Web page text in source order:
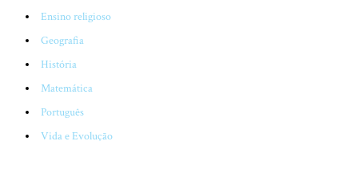
Ensino religioso
Geografia
História
Matemática
Português
Vida e Evolução